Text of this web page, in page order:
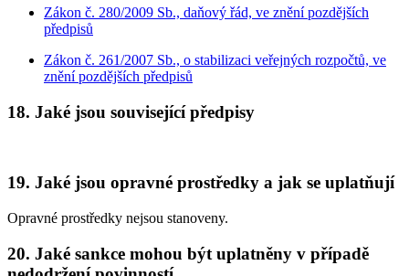
Zákon č. 280/2009 Sb., daňový řád, ve znění pozdějších
předpisů
Zákon č. 261/2007 Sb., o stabilizaci veřejných rozpočtů, ve
znění pozdějších předpisů
18. Jaké jsou související předpisy
19. Jaké jsou opravné prostředky a jak se uplatňují
Opravné prostředky nejsou stanoveny.
20. Jaké sankce mohou být uplatněny v případě